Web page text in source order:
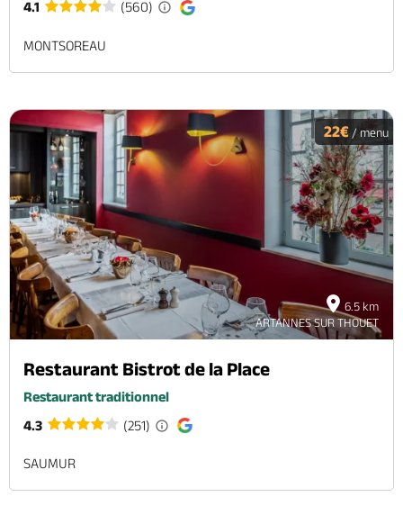
4.1
(560)
MONTSOREAU
6.5 km
ARTANNES SUR THOUET
22€ / menu
Restaurant Bistrot de la Place
Restaurant traditionnel
4.3
(251)
SAUMUR